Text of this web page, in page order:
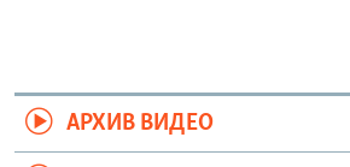
АРХИВ ВИДЕО